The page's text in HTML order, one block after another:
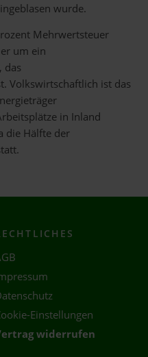
wurde.
Mehrwertsteuer
um ein
das
Volkswirtschaftlich ist das
in Inland
die Hälfte der
Einstellungen
widerrufen